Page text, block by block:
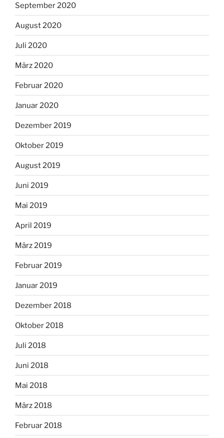
September 2020
August 2020
Juli 2020
März 2020
Februar 2020
Januar 2020
Dezember 2019
Oktober 2019
August 2019
Juni 2019
Mai 2019
April 2019
März 2019
Februar 2019
Januar 2019
Dezember 2018
Oktober 2018
Juli 2018
Juni 2018
Mai 2018
März 2018
Februar 2018